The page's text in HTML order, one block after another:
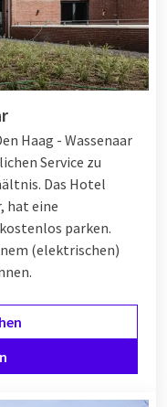
Haag - Wassenaar
Service zu
Das Hotel
hat eine
parken.
(elektrischen)